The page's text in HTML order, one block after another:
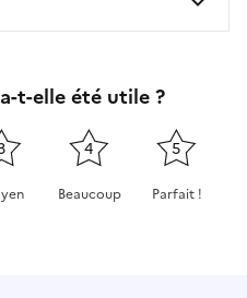
t-elle été utile ?
4
Beaucoup
5
Parfait !